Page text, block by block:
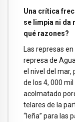
Una crítica
se limpia ni da
qué razones?
Las represas
represa de
el nivel del mar,
de los 4, 000
acolmatado
telares de la
“leña” para las